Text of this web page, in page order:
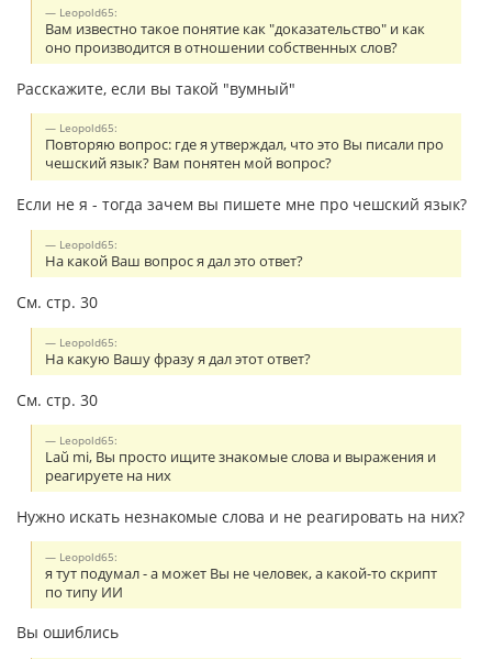
Leopold65:
Вам известно такое понятие как "доказательство" и как
оно производится в отношении собственных слов?
Расскажите, если вы такой "вумный"
Leopold65:
Повторяю вопрос: где я утверждал, что это Вы писали про
чешский язык? Вам понятен мой вопрос?
Если не я - тогда зачем вы пишете мне про чешский язык?
Leopold65:
На какой Ваш вопрос я дал это ответ?
См. стр. 30
Leopold65:
На какую Вашу фразу я дал этот ответ?
См. стр. 30
Leopold65:
Laŭ mi, Вы просто ищите знакомые слова и выражения и
реагируете на них
Нужно искать незнакомые слова и не реагировать на них?
Leopold65:
я тут подумал - а может Вы не человек, а какой-то скрипт
по типу ИИ
Вы ошиблись